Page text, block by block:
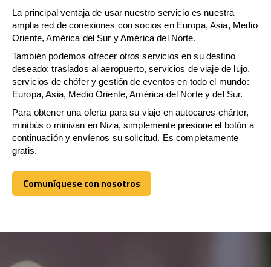
La principal ventaja de usar nuestro servicio es nuestra
amplia red de conexiones con socios en Europa, Asia, Medio
Oriente, América del Sur y América del Norte.
También podemos ofrecer otros servicios en su destino
deseado: traslados al aeropuerto, servicios de viaje de lujo,
servicios de chófer y gestión de eventos en todo el mundo:
Europa, Asia, Medio Oriente, América del Norte y del Sur.
Para obtener una oferta para su viaje en autocares chárter,
minibús o minivan en Niza, simplemente presione el botón a
continuación y envíenos su solicitud. Es completamente
gratis.
Comuníquese con nosotros
Comuníquese con nosotros